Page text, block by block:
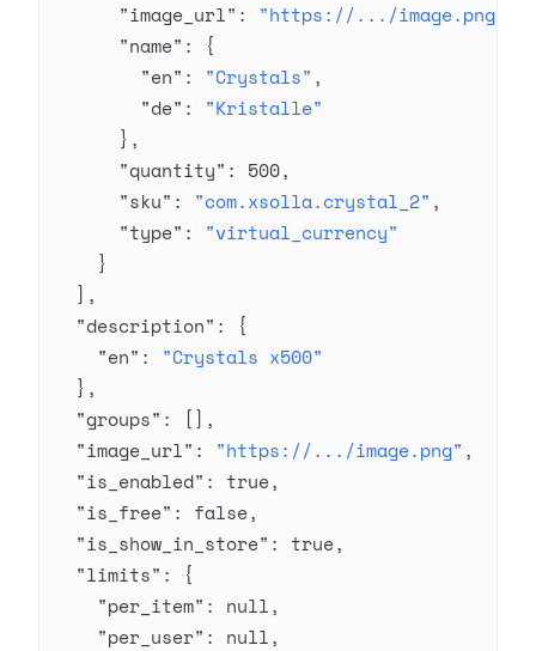
      "image_url"
: "https://.../image.png"
      "name"
: {
        "en"
: "Crystals" ,
        "de"
: "Kristalle"
      },
      "quantity"
: 500,
      "sku"
: "com.xsolla.crystal_2" ,
      "type"
: "virtual_currency"
    }
  ],
  "description"
: {
    "en"
: "Crystals x500"
  },
  "groups"
: [],
  "image_url"
: "https://.../image.png" ,
  "is_enabled"
: true,
  "is_free"
: false,
  "is_show_in_store"
: true,
  "limits"
: {
    "per_item"
: null,
    "per_user"
: null,